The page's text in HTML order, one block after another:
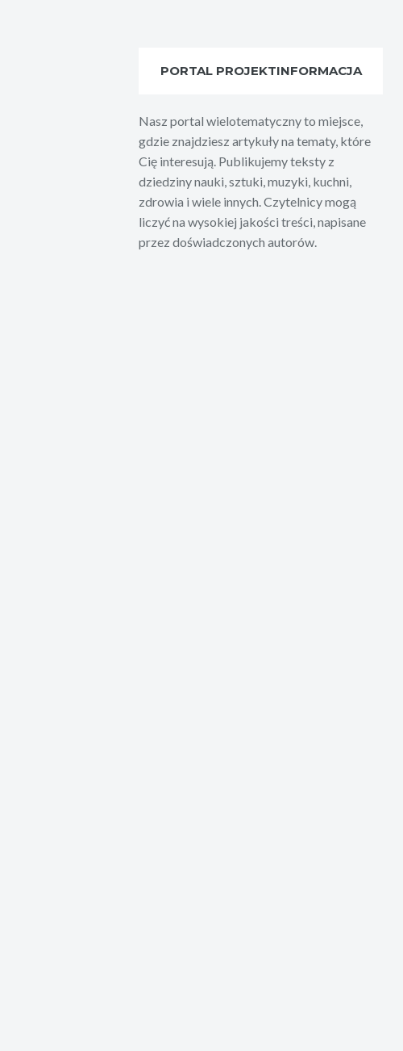
PORTAL PROJEKTINFORMACJA
Nasz portal wielotematyczny to miejsce,
gdzie znajdziesz artykuły na tematy, które
Cię interesują. Publikujemy teksty z
dziedziny nauki, sztuki, muzyki, kuchni,
zdrowia i wiele innych. Czytelnicy mogą
liczyć na wysokiej jakości treści, napisane
przez doświadczonych autorów.